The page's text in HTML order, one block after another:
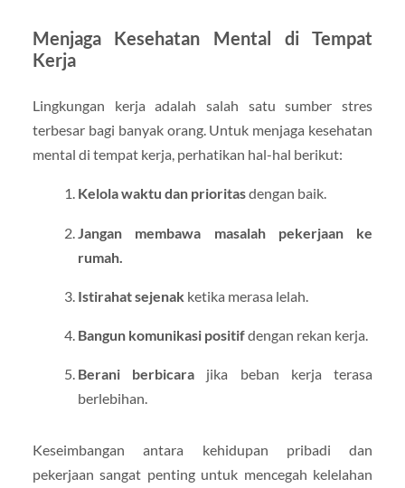
Menjaga Kesehatan Mental di Tempat
Kerja
Lingkungan kerja adalah salah satu sumber stres
terbesar bagi banyak orang. Untuk menjaga kesehatan
mental di tempat kerja, perhatikan hal-hal berikut:
Kelola waktu dan prioritasdengan baik.
Jangan membawa masalah pekerjaan ke
rumah.
Istirahat sejenakketika merasa lelah.
Bangun komunikasi positifdengan rekan kerja.
Berani berbicara jika beban kerja terasa
berlebihan.
Keseimbangan antara kehidupan pribadi dan
pekerjaan sangat penting untuk mencegah kelelahan